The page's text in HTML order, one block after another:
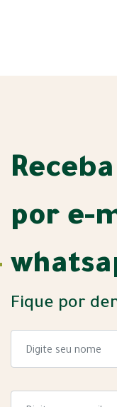
por e-
Fique por